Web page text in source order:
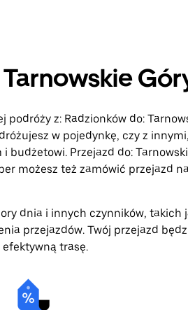
z: Radzionków do:
w pojedynkę, czy z
Przejazd do:
możesz też zamówić przejazd
dnia i innych czynników, takich
przejazdów. Twój przejazd
trasę.